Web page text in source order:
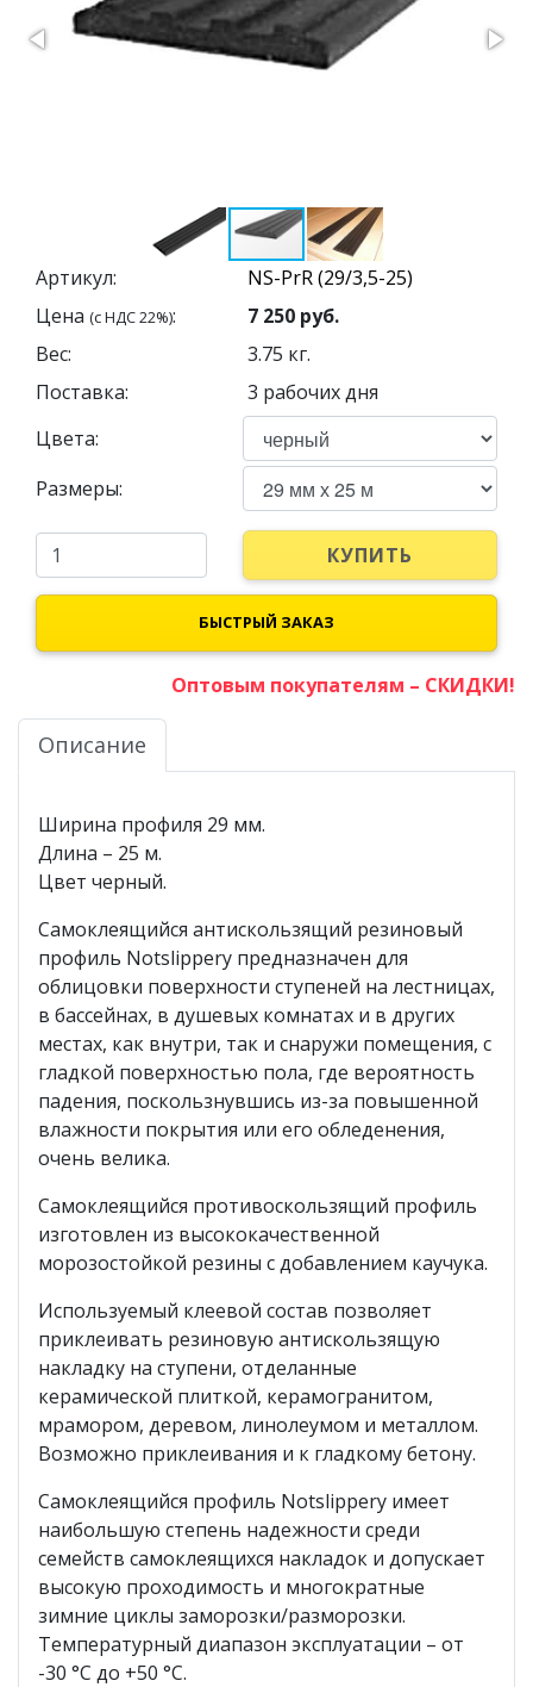
Артикул:
Цена (с НДС 22%): 7 250 руб.
Вес:
3.75 кг.
Поставка:
3 рабочих дня
Цвета:
Размеры:
КУПИТЬ
БЫСТРЫЙ ЗАКАЗ
Оптовым покупателям – СКИДКИ!
Описание
Ширина профиля 29 мм.
Длина – 25 м.
Цвет черный.
Самоклеящийся антискользящий резиновый
профиль Notslippery предназначен для
облицовки поверхности ступеней на лестницах,
в бассейнах, в душевых комнатах и в других
местах, как внутри, так и снаружи помещения, с
гладкой поверхностью пола, где вероятность
падения, поскользнувшись из-за повышенной
влажности покрытия или его обледенения,
очень велика.
Cамоклеящийся противоскользящий профиль
изготовлен из высококачественной
морозостойкой резины с добавлением каучука.
Используемый клеевой состав позволяет
приклеивать резиновую антискользящую
накладку на ступени, отделанные
керамической плиткой, керамогранитом,
мрамором, деревом, линолеумом и металлом.
Возможно приклеивания и к гладкому бетону.
Cамоклеящийся профиль Notslippery имеет
наибольшую степень надежности среди
семейств самоклеящихся накладок и допускает
высокую проходимость и многократные
зимние циклы заморозки/разморозки.
Температурный диапазон эксплуатации – от
-30 °С до +50 °С.